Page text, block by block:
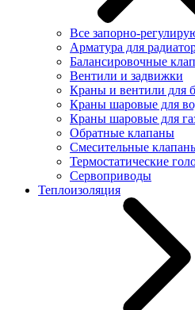
Все запорно-
Арматура для
Балансировочные
Вентили и задвижки
Краны и вентили для
Краны шаровые для
Краны шаровые для
Обратные клапаны
Смесительные
Термостатические
Сервоприводы
Теплоизоляция